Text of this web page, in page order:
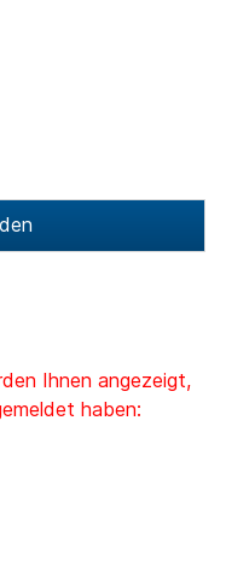
Ihnen angezeigt,
haben: